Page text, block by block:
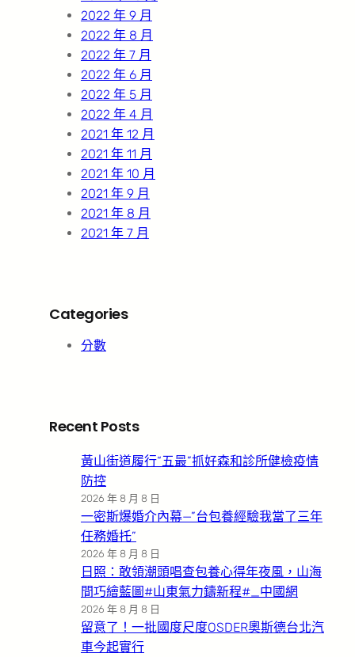
2022 年 9 月
2022 年 8 月
2022 年 7 月
2022 年 6 月
2022 年 5 月
2022 年 4 月
2021 年 12 月
2021 年 11 月
2021 年 10 月
2021 年 9 月
2021 年 8 月
2021 年 7 月
Categories
分數
Recent Posts
黃山街道履行“五最”抓好森和診所健檢疫情
防控
2026 年 8 月 8 日
一密斯爆婚介內幕—”台包養經驗我當了三年
任務婚托”
2026 年 8 月 8 日
日照：敢領潮頭唱查包養心得年夜風，山海
間巧繪藍圖#山東氣力鑄新程#_中國網
2026 年 8 月 8 日
留意了！一批國度尺度OSDER奧斯德台北汽
車今起實行